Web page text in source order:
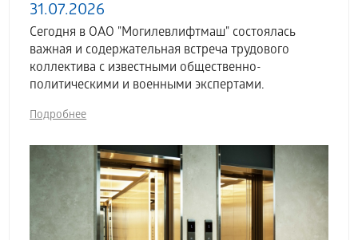
31.07.2026
Сегодня в ОАО "Могилевлифтмаш" состоялась
важная и содержательная встреча трудового
коллектива с известными общественно-
политическими и военными экспертами.
Подробнее